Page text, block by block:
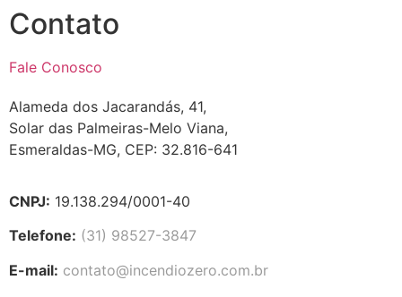
Contato
Fale Conosco
Alameda dos Jacarandás, 41,
Solar das Palmeiras-Melo Viana,
Esmeraldas-MG, CEP: 32.816-641
CNPJ: 19.138.294/0001-40
Telefone: (31) 98527-3847
E-mail: contato@incendiozero.com.br